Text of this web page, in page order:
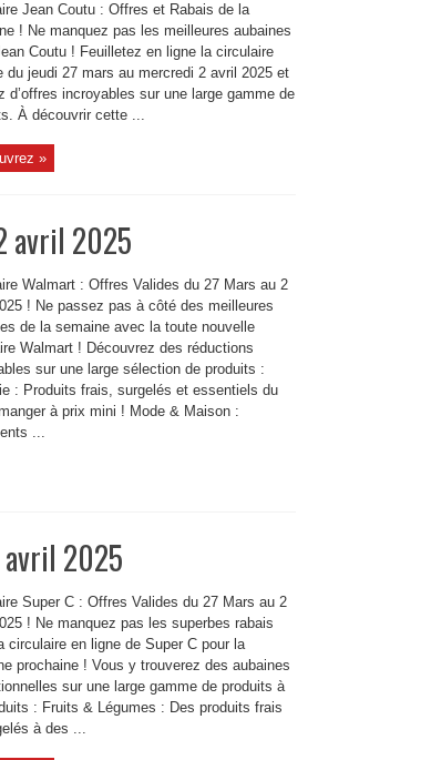
Jean Coutu : Offres et Rabais de la
! Ne manquez pas les meilleures aubaines
Coutu ! Feuilletez en ligne la circulaire
du jeudi 27 mars au mercredi 2 avril 2025 et
d’offres incroyables sur une large gamme de
À découvrir cette ...
»
avril 2025
Walmart : Offres Valides du 27 Mars au 2
! Ne passez pas à côté des meilleures
de la semaine avec la toute nouvelle
Walmart ! Découvrez des réductions
sur une large sélection de produits :
: Produits frais, surgelés et essentiels du
à prix mini ! Mode & Maison :
...
avril 2025
Super C : Offres Valides du 27 Mars au 2
! Ne manquez pas les superbes rabais
circulaire en ligne de Super C pour la
prochaine ! Vous y trouverez des aubaines
sur une large gamme de produits à
: Fruits & Légumes : Des produits frais
à des ...